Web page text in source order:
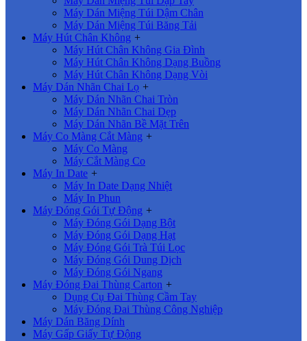
Máy Dán Miệng Túi Dậm Chân
Máy Dán Miệng Túi Băng Tải
Máy Hút Chân Không +
Máy Hút Chân Không Gia Đình
Máy Hút Chân Không Dạng Buồng
Máy Hút Chân Không Dạng Vòi
Máy Dán Nhãn Chai Lọ +
Máy Dán Nhãn Chai Tròn
Máy Dán Nhãn Chai Dẹp
Máy Dán Nhãn Bề Mặt Trên
Máy Co Màng Cắt Màng +
Máy Co Màng
Máy Cắt Màng Co
Máy In Date +
Máy In Date Dạng Nhiệt
Máy In Phun
Máy Đóng Gói Tự Động +
Máy Đóng Gói Dạng Bột
Máy Đóng Gói Dạng Hạt
Máy Đóng Gói Trà Túi Lọc
Máy Đóng Gói Dung Dịch
Máy Đóng Gói Ngang
Máy Đóng Đai Thùng Carton +
Dụng Cụ Đai Thùng Cầm Tay
Máy Đóng Đai Thùng Công Nghiệp
Máy Dán Băng Dính
Máy Gấp Giấy Tự Động